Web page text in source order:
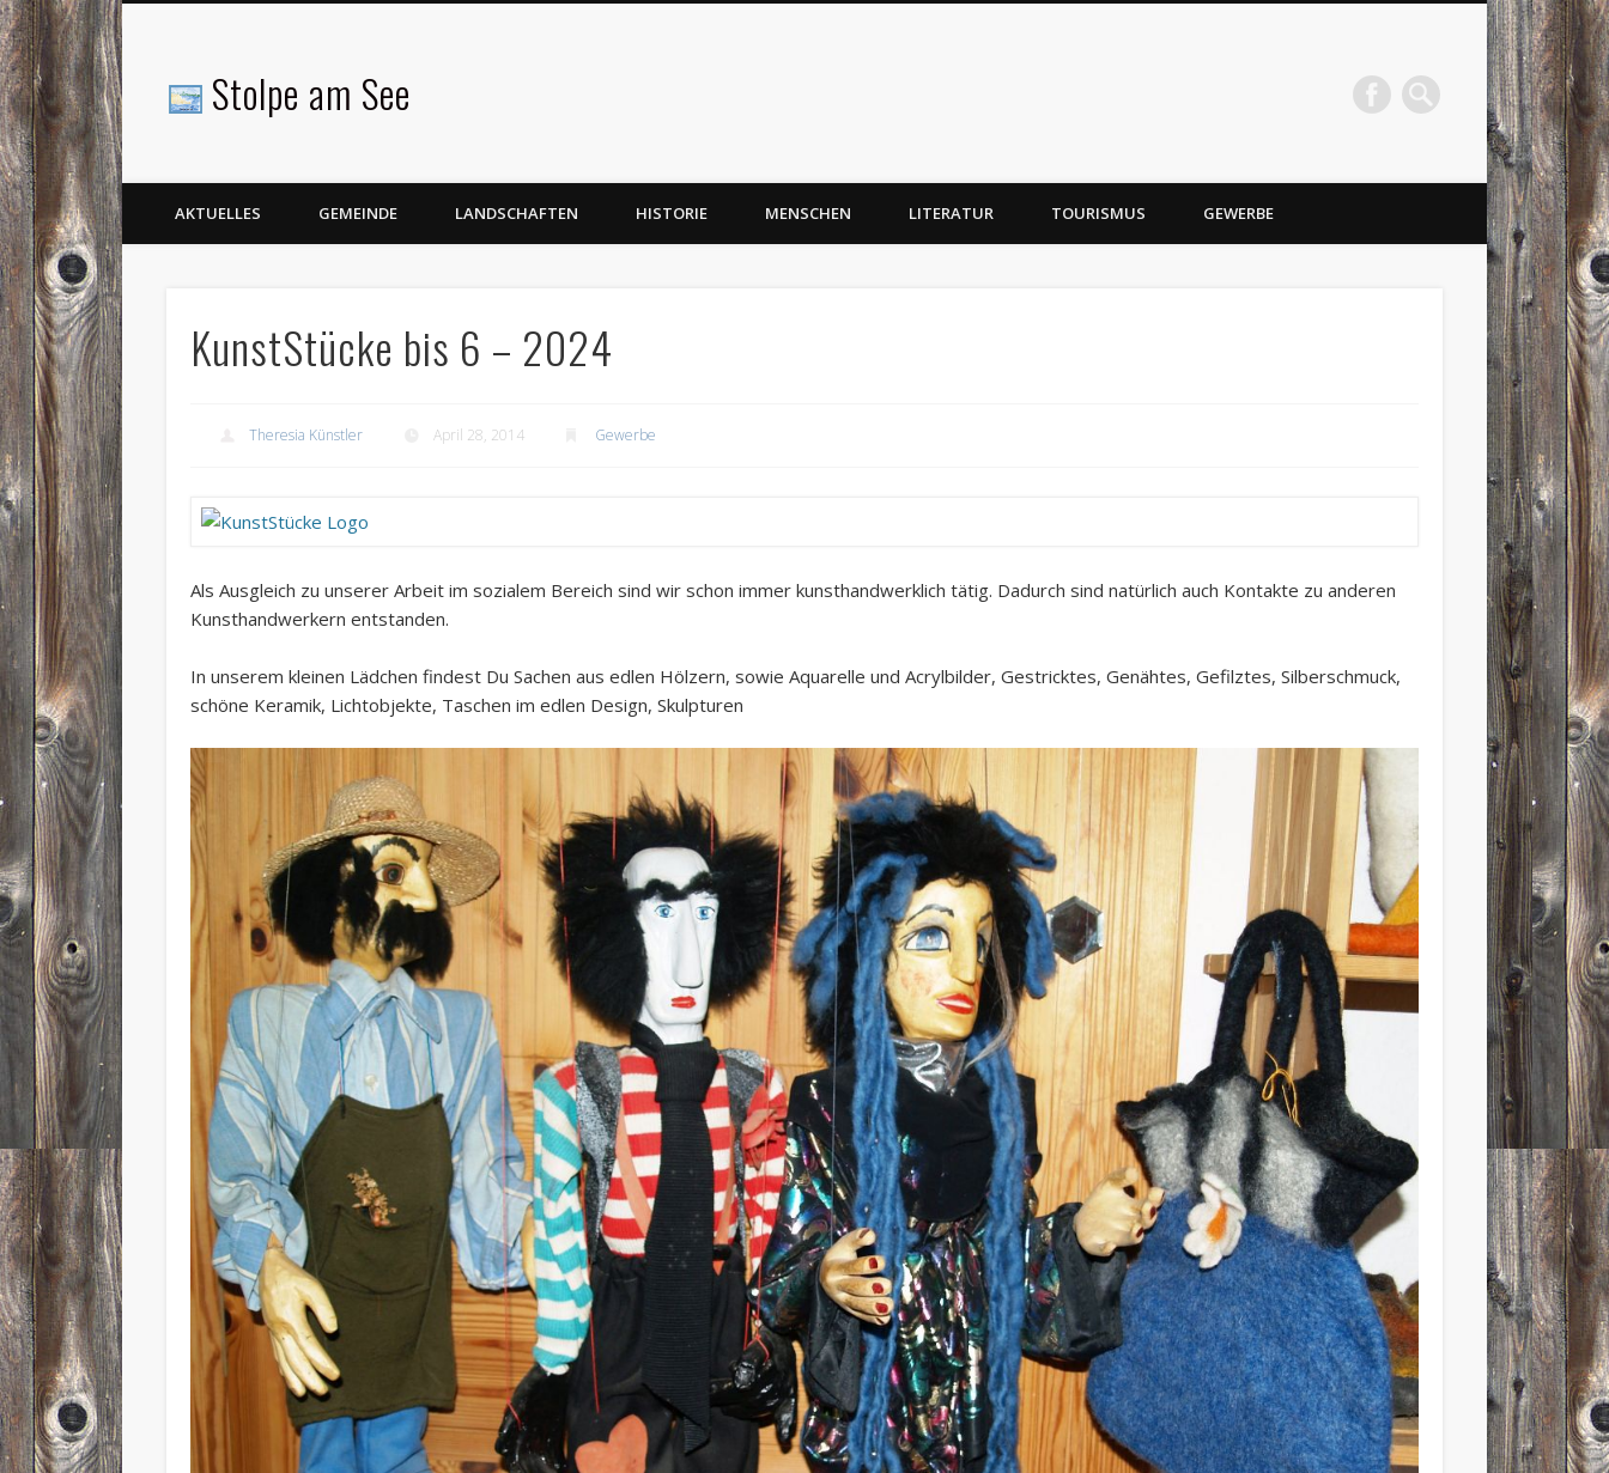
Stolpe am See
Facebook
AKTUELLES GEMEINDE LANDSCHAFTEN HISTORIE MENSCHEN LITERATUR TOURISMUS GEWERBE
KunstStücke bis 6 – 2024
Theresia Künstler April 28, 2014 Gewerbe
Als Ausgleich zu unserer Arbeit im sozialem Bereich sind wir schon immer kunsthandwerklich tätig. Dadurch sind natürlich auch Kontakte zu anderen
Kunsthandwerkern entstanden.
In unserem kleinen Lädchen findest Du Sachen aus edlen Hölzern, sowie Aquarelle und Acrylbilder, Gestricktes, Genähtes, Gefilztes, Silberschmuck,
schöne Keramik, Lichtobjekte, Taschen im edlen Design, Skulpturen